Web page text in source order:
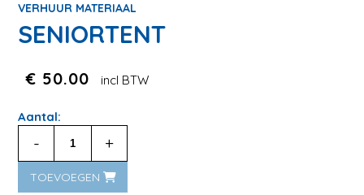
VERHUUR MATERIAAL
SENIORTENT
€ 50.00 incl BTW
Aantal:
- +
TOEVOEGEN